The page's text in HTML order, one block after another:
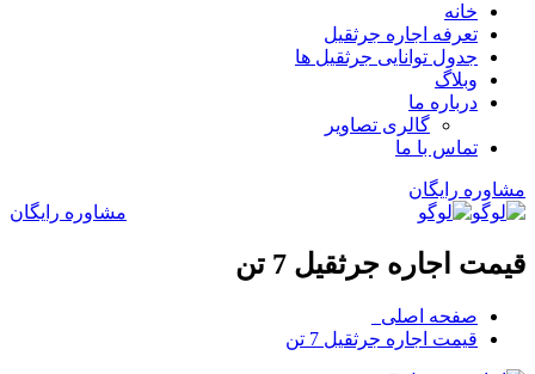
خانه
تعرفه اجاره جرثقیل
جدول توانایی جرثقیل ها
وبلاگ
درباره ما
گالری تصاویر
تماس با ما
مشاوره رایگان
مشاوره رایگان
قیمت اجاره جرثقیل 7 تن
صفحه اصلی
قیمت اجاره جرثقیل 7 تن